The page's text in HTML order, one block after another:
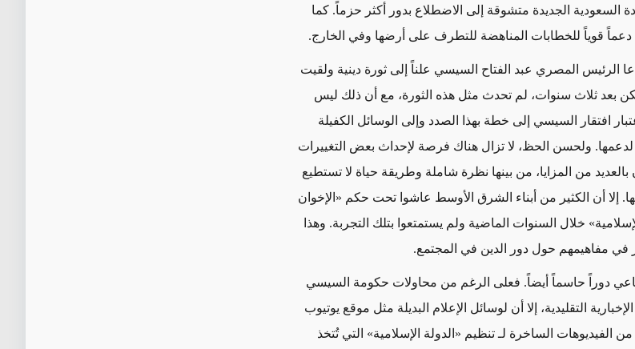
السعودية الجديدة متشوقة إلى الاضطلاع بدور أكثر حزماً. كما
دعماً قوياً للخطابات المناهضة للتطرف على أرضها وفي الخارج.
الثاني/يناير 2015، دعا الرئيس المصري عبد الفتاح السيسي علناً إلى ثورة دينية ولقيت
بعد ثلاث سنوات، لم تحدث مثل هذه الثورة، مع أن ذلك ليس
افتقار السيسي إلى خطة بهذا الصدد وإلى الوسائل الكفيلة
لدعمها. ولحسن الحظ، لا تزال هناك فرصة لإحداث بعض التغييرات
من المزايا، من بينها نظرة شاملة وطريقة حياة لا تستطيع
إلا أن الكثير من أبناء الشرق الأوسط عاشوا تحت حكم «الإخوان
خلال السنوات الماضية ولم يستمتعوا بتلك التجربة. وهذا
في مفاهيمهم حول دور الدين في المجتمع.
دوراً حاسماً أيضاً. فعلى الرغم من محاولات حكومة السيسي
التقليدية، إلا أن لوسائل الإعلام البديلة مثل موقع يوتيوب
من الفيديوهات الساخرة لـ تنظيم «الدولة الإسلامية» التي تُتخذ